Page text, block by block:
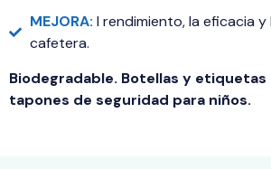
MEJORA: l rendimiento, la eficacia y
cafetera.
Biodegradable. Botellas y etiquetas
tapones de seguridad para niños.